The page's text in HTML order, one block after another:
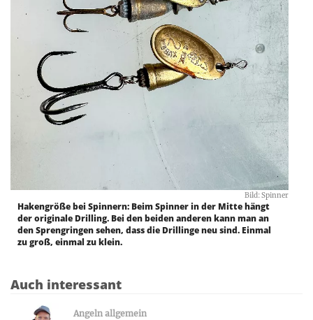
Bild: Spinner
Hakengröße bei Spinnern: Beim Spinner in der Mitte hängt
der originale Drilling. Bei den beiden anderen kann man an
den Sprengringen sehen, dass die Drillinge neu sind. Einmal
zu groß, einmal zu klein.
Auch interessant
Angeln allgemein